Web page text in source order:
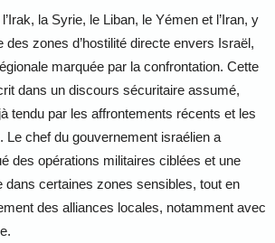
Irak, la Syrie, le Liban, le Yémen et l’Iran, y
zones d’hostilité directe envers Israël,
marquée par la confrontation. Cette
dans un discours sécuritaire assumé,
tendu par les affrontements récents et les
Le chef du gouvernement israélien a
des opérations militaires ciblées et une
dans certaines zones sensibles, tout en
des alliances locales, notamment avec